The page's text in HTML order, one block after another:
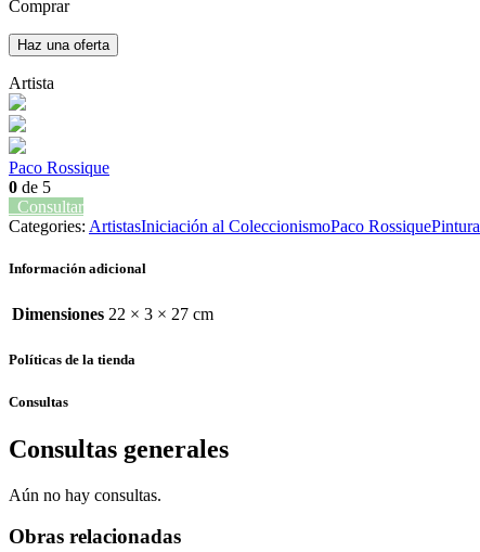
Comprar
Haz una oferta
Artista
Paco Rossique
0 de 5
Consultar
Categories: ArtistasIniciación al ColeccionismoPaco RossiquePintura
Información adicional
Dimensiones 22 × 3 × 27 cm
Políticas de la tienda
Consultas
Consultas generales
Aún no hay consultas.
Obras relacionadas